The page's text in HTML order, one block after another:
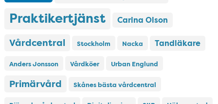
Praktikertjänst Carina Olson
Vårdcentral Stockholm Nacka Tandläkare
Anders Jonsson Vårdköer Urban Englund
Primärvård Skånes bästa vårdcentral